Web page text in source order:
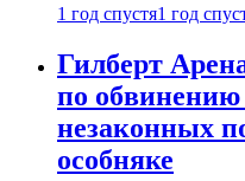
1 год спустя1 год
Гилберт
по обвинению
незаконных
особняке